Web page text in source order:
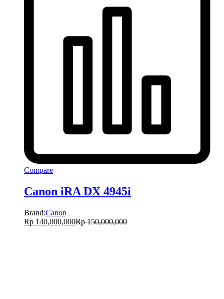
Compare
Canon iRA DX 4945i
Brand:Canon
Rp 140,000,000Rp150,000,000